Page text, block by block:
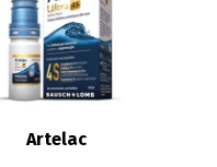
Artelac